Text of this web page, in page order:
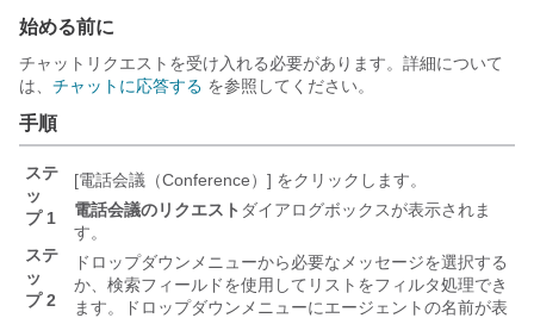
始める前に
チャットリクエストを受け入れる必要があります。詳細について
は、 チャットに応答する を参照してください。
手順
ステ
ッ
プ 1
[電話会議（Conference）] をクリックします。
電話会議のリクエスト ダイアログボックスが表示されま
す。
ステ
ッ
プ 2
ドロップダウンメニューから必要なメッセージを選択する
か、検索フィールドを使用してリストをフィルタ処理でき
ます。
ドロップダウンメニューにエージェントの名前が表